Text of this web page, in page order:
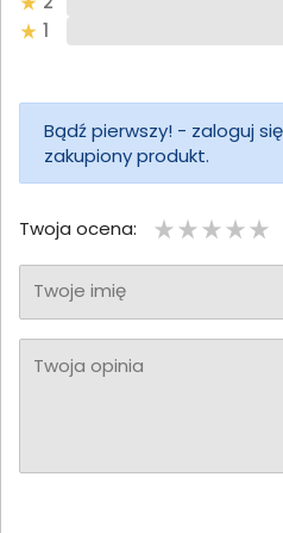
1
Bądź pierwszy! - zaloguj
zakupiony produkt.
Twoja ocena:
Twoje imię
Twoja opinia